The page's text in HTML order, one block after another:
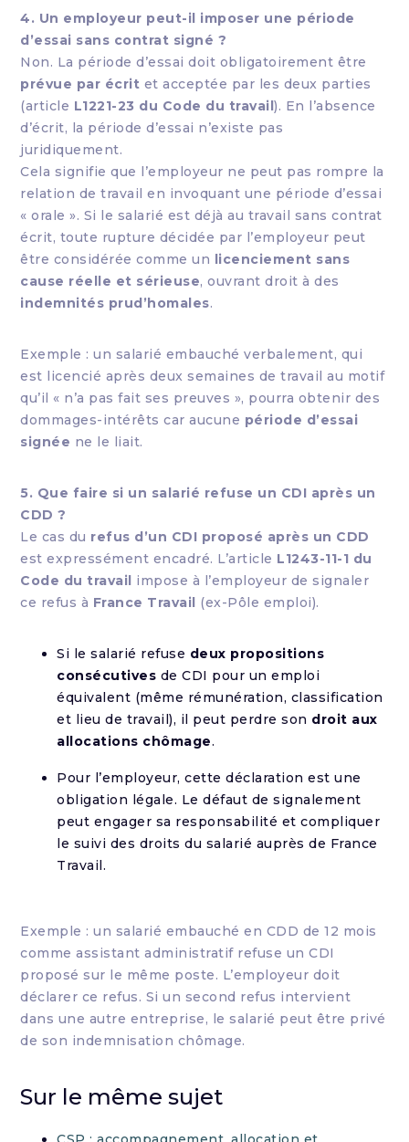
4. Un employeur peut-il imposer une période
d’essai sans contrat signé ?
Non. La période d’essai doit obligatoirement être
prévue par écrit et acceptée par les deux parties
(article L1221-23 du Code du travail). En l’absence
d’écrit, la période d’essai n’existe pas
juridiquement.
Cela signifie que l’employeur ne peut pas rompre la
relation de travail en invoquant une période d’essai
« orale ». Si le salarié est déjà au travail sans contrat
écrit, toute rupture décidée par l’employeur peut
être considérée comme un licenciement sans
cause réelle et sérieuse, ouvrant droit à des
indemnités prud’homales.
Exemple : un salarié embauché verbalement, qui
est licencié après deux semaines de travail au motif
qu’il « n’a pas fait ses preuves », pourra obtenir des
dommages-intérêts car aucune période d’essai
signée ne le liait.
5. Que faire si un salarié refuse un CDI après un
CDD ?
Le cas du refus d’un CDI proposé après un CDD
est expressément encadré. L’article L1243-11-1 du
Code du travail impose à l’employeur de signaler
ce refus à France Travail (ex-Pôle emploi).
Si le salarié refuse deux propositions
consécutives de CDI pour un emploi
équivalent (même rémunération, classification
et lieu de travail), il peut perdre son droit aux
allocations chômage.
Pour l’employeur, cette déclaration est une
obligation légale. Le défaut de signalement
peut engager sa responsabilité et compliquer
le suivi des droits du salarié auprès de France
Travail.
Exemple : un salarié embauché en CDD de 12 mois
comme assistant administratif refuse un CDI
proposé sur le même poste. L’employeur doit
déclarer ce refus. Si un second refus intervient
dans une autre entreprise, le salarié peut être privé
de son indemnisation chômage.
Sur le même sujet